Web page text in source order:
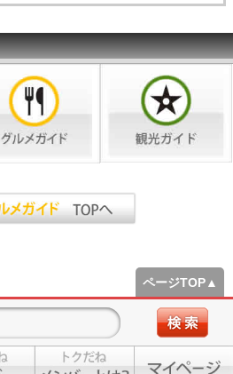
ページTOP▲